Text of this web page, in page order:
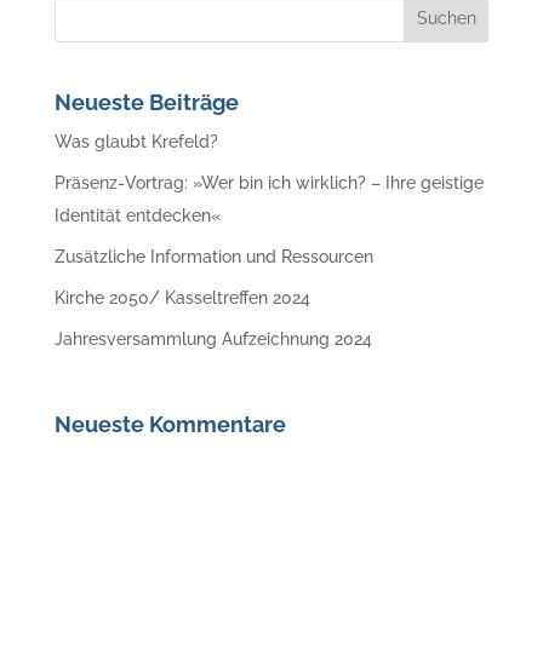
Neueste Beiträge
Was glaubt Krefeld?
Präsenz-Vortrag: »Wer bin ich wirklich? – Ihre geistige
Identität entdecken«
Zusätzliche Information und Ressourcen
Kirche 2050/ Kasseltreffen 2024
Jahresversammlung Aufzeichnung 2024
Neueste Kommentare